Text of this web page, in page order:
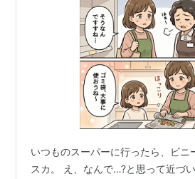
いつものスーパーに行ったら、ビニ
スカ。 え、なんで…?と思って近づ